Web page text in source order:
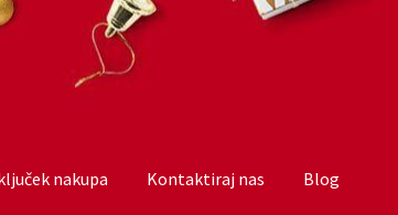
nakupa Kontaktiraj nas Blog